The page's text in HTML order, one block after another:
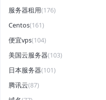
服务器租用(176)
Centos(161)
便宜vps(104)
美国云服务器(103)
日本服务器(101)
腾讯云(87)